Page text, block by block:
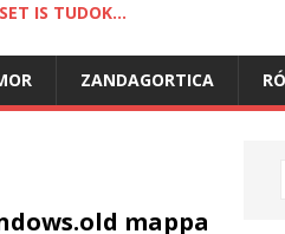
IS TUDOK...
ZANDAGORTICA
mappa